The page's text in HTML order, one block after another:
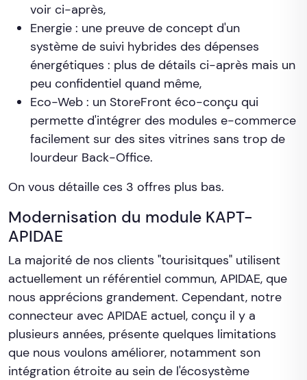
voir ci-après,
Energie : une preuve de concept d'un
système de suivi hybrides des dépenses
énergétiques : plus de détails ci-après mais un
peu confidentiel quand même,
Eco-Web : un StoreFront éco-conçu qui
permette d'intégrer des modules e-commerce
facilement sur des sites vitrines sans trop de
lourdeur Back-Office.
On vous détaille ces 3 offres plus bas.
Modernisation du module KAPT-
APIDAE
La majorité de nos clients "tourisitques" utilisent
actuellement un référentiel commun, APIDAE, que
nous apprécions grandement. Cependant, notre
connecteur avec APIDAE actuel, conçu il y a
plusieurs années, présente quelques limitations
que nous voulons améliorer, notamment son
intégration étroite au sein de l'écosystème